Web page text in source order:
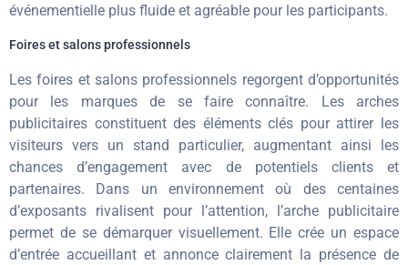
événementielle plus fluide et agréable pour les participants.
Foires et salons professionnels
Les foires et salons professionnels regorgent d’opportunités
pour les marques de se faire connaître. Les arches
publicitaires constituent des éléments clés pour attirer les
visiteurs vers un stand particulier, augmentant ainsi les
chances d’engagement avec de potentiels clients et
partenaires. Dans un environnement où des centaines
d’exposants rivalisent pour l’attention, l’arche publicitaire
permet de se démarquer visuellement. Elle crée un espace
d’entrée accueillant et annonce clairement la présence de